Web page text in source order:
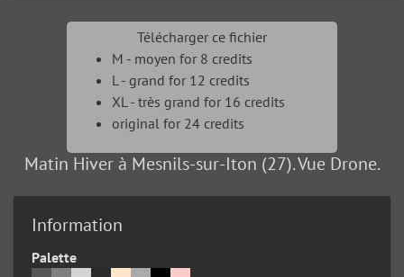
Télécharger ce fichier
M - moyen for 8 credits
L - grand for 12 credits
XL - très grand for 16 credits
original for 24 credits
Matin Hiver à Mesnils-sur-Iton (27). Vue Drone.
Information
Palette